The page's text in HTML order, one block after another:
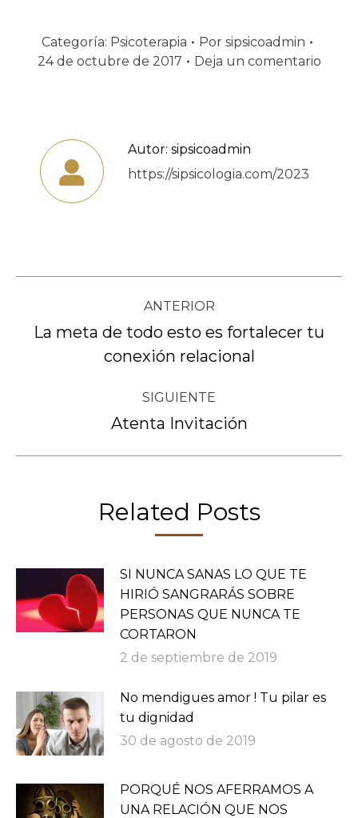
Categoría: Psicoterapia Por sipsicoadmin
24 de octubre de 2017
Deja un comentario
Autor: sipsicoadmin
https://sipsicologia.com/2023
Navegación
entre
publicaciones
ANTERIOR
Publicación
anterior:
La meta de todo esto es fortalecer tu
conexión relacional
SIGUIENTE
Publicación
Atenta Invitación
Related Posts
SI NUNCA SANAS LO QUE TE
HIRIÓ SANGRARÁS SOBRE
PERSONAS QUE NUNCA TE
CORTARON
2 de septiembre de 2019
No mendigues amor ! Tu pilar es
tu dignidad
30 de agosto de 2019
PORQUÉ NOS AFERRAMOS A
UNA RELACIÓN QUE NOS